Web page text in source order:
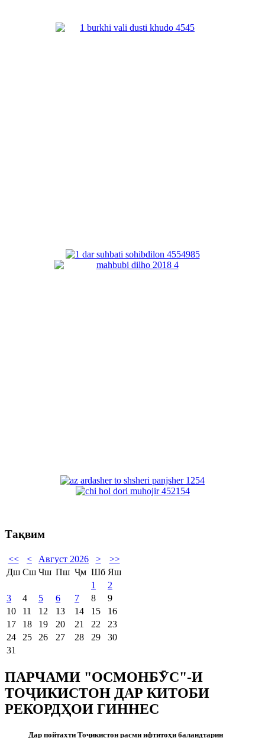
Тақвим
<< < Август 2026 >
>>
Дш Сш Чш Пш Ҷм Шб Яш
1
2
3
4 5 6 7 8
9
10
11 12 13 14 15
16
17
18 19 20 21 22
23
24
25 26 27 28 29
30
31
ПАРЧАМИ "ОСМОНБӮС"-И
ТОҶИКИСТОН ДАР КИТОБИ
РЕКОРДҲОИ ГИННЕС
Дар пойтахти Тоҷикистон расми ифтитоҳи баландтарин